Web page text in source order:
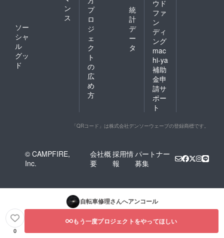
ン
ス
ソー
シャ
ル
グッ
ド
プ
ロ
ジ
ェ
ク
ト
の
広
め
方
統
計
デ
ー
タ
ウド
ファ
ン
ディ
ング
mac
hi-ya
補助
金申
請サ
ポー
ト
「QRコード」は株式会社デンソーウェーブの登録商標です。
© CAMPFIRE,
Inc.
会社概
要
採用情
報
パートナー
募集
自転車修理さんへアンコール
0
もう一度プロジェクトをやってほしい